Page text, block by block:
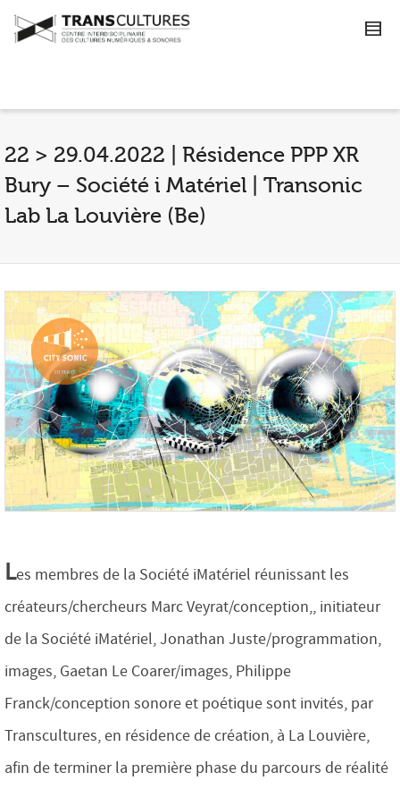
22 > 29.04.2022 | Résidence PPP XR
Bury – Société i Matériel | Transonic
Lab La Louvière (Be)
Les membres de la Société iMatériel réunissant les
créateurs/chercheurs Marc Veyrat/conception,, initiateur
de la Société iMatériel, Jonathan Juste/programmation,
images, Gaetan Le Coarer/images, Philippe
Franck/conception sonore et poétique sont invités, par
Transcultures, en résidence de création, à La Louvière,
afin de terminer la première phase du parcours de réalité